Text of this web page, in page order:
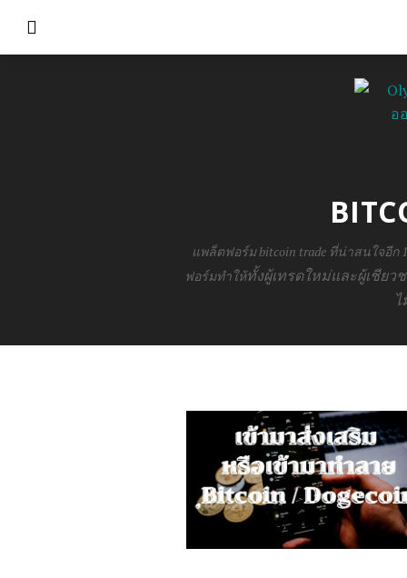
แพล็ตฟอร์ม bitcoin trade ที่น่าสนใจอีก
ฟอร์มทำให้ทั้งผู้เทรดใหม่และผู้เชีย